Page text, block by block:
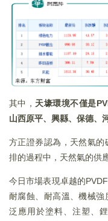
其中， 天壕環境不僅是
山西原平、興縣、保德、
方正證券認為，天然氣
排的過程中，天然氣的供
今日市場表現卓越的
耐腐蝕、耐高溫、機械
泛應用於塗料、注塑、